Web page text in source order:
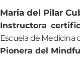
Maria del Pilar
Instructora
Escuela de Medicina
Pionera del